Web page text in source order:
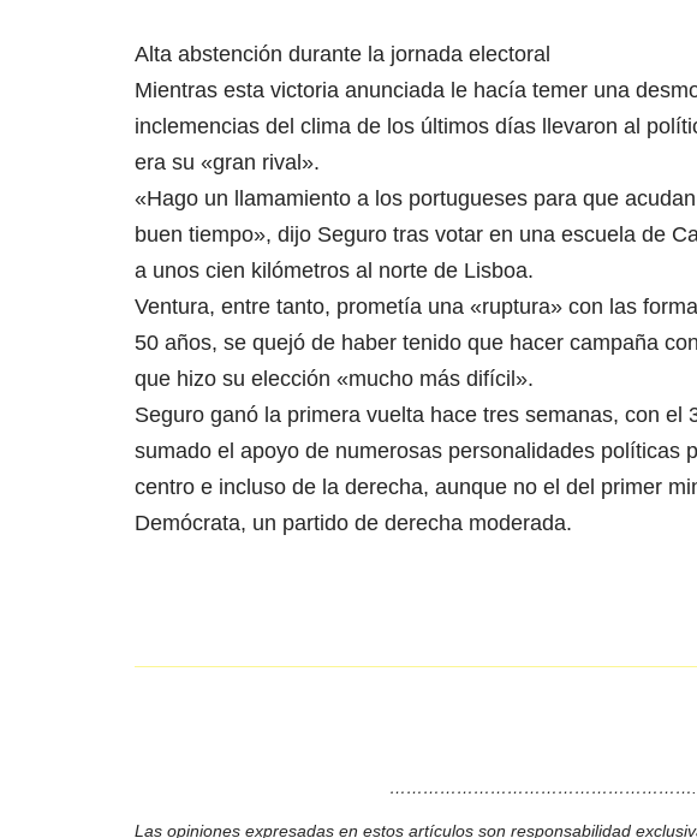
Alta abstención durante la jornada electoral
Mientras esta victoria anunciada le hacía temer una
inclemencias del clima de los últimos días llevaron al
era su «gran rival».
«Hago un llamamiento a los portugueses para que
buen tiempo», dijo Seguro tras votar en una escuela de
a unos cien kilómetros al norte de Lisboa.
Ventura, entre tanto, prometía una «ruptura» con las
50 años, se quejó de haber tenido que hacer campaña
que hizo su elección «mucho más difícil».
Seguro ganó la primera vuelta hace tres semanas, con el
sumado el apoyo de numerosas personalidades políticas
centro e incluso de la derecha, aunque no el del primer
Demócrata, un partido de derecha moderada.
……………………………………………….
Las opiniones expresadas en estos artículos son responsabilidad